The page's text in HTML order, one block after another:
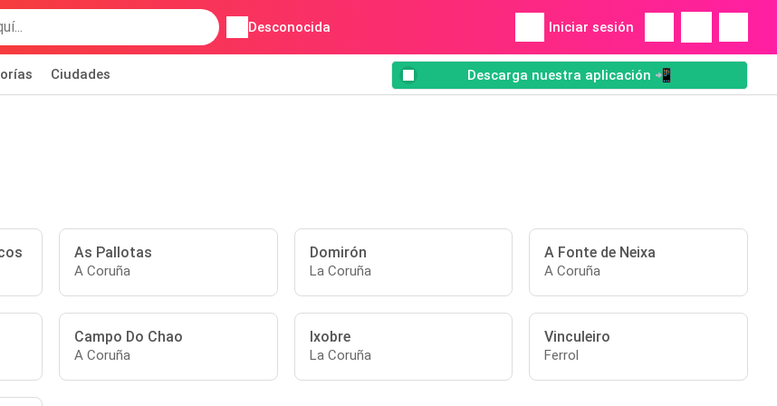
Desconocida Iniciar sesión
Ciudades Descarga nuestra aplicación 📲
As Pallotas
A Coruña
Domirón
La Coruña
A Fonte de Neixa
A Coruña
Campo Do Chao
A Coruña
Ixobre
La Coruña
Vinculeiro
Ferrol